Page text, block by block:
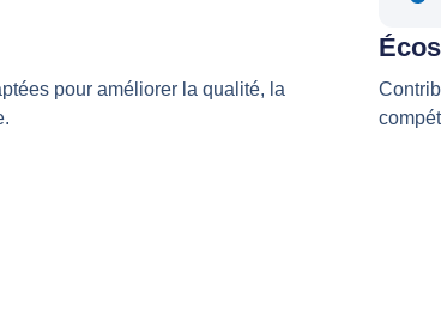
pour améliorer la qualité, la